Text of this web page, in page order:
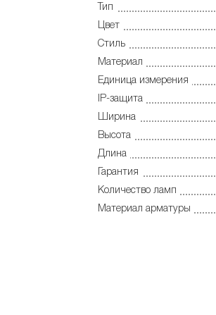
Тип
Цвет
Стиль
Материал
Единица измерения
IP-защита
Ширина
Высота
Длина
Гарантия
Количество ламп
Материал арматуры